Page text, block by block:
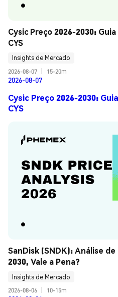
Cysic Preço 2026-2030:
CYS
Insights de Mercado
2026-08-07
15-20m
2026-08-07
Cysic Preço 2026-2030:
CYS
SanDisk (SNDK): Análise
2030, Vale a Pena?
Insights de Mercado
2026-08-06
10-15m